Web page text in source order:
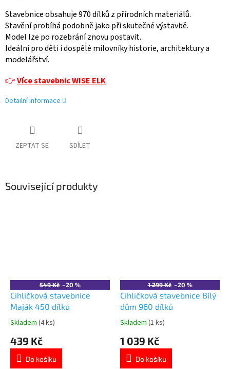
Stavebnice obsahuje 970 dílků z přírodních materiálů.
Stavění probíhá podobně jako při skutečné výstavbě.
Model lze po rozebrání znovu postavit.
Ideální pro děti i dospělé milovníky historie, architektury a
modelářství.
👉Více stavebnic WISE ELK
Detailní informace
ZEPTAT SE SDÍLET
Související produkty
549 Kč –20 %
Cihličková stavebnice
Maják 450 dílků
Průměrné
produktu
5,0
Skladem (4 ks)
439 Kč
Do košíku
1 299 Kč –20 %
Cihličková stavebnice Bílý
dům 960 dílků
Průměrné
produktu
5,0
Skladem (1 ks)
1 039 Kč
Do košíku